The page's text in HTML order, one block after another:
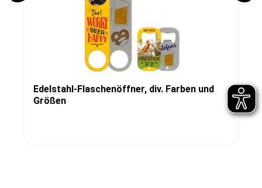
Edelstahl-Flaschenöffner, div. Farben und
Größen